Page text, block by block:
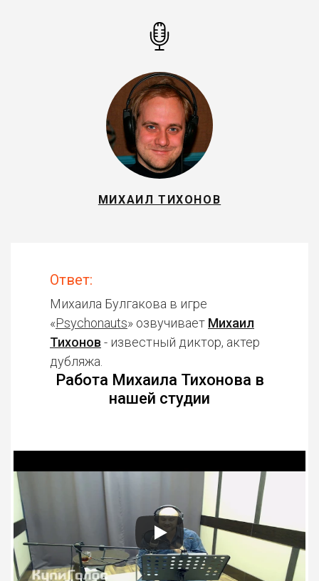
МИХАИЛ ТИХОНОВ
Ответ:
Михаила Булгакова в игре
«Psychonauts» озвучивает Михаил
Тихонов - известный диктор, актер
дубляжа.
Работа Михаила Тихонова в
нашей студии